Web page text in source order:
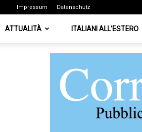
Impressum Datenschutz
ATTUALITÀ ITALIANI ALL’ESTERO